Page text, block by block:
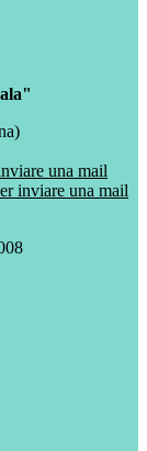
una mail
inviare una mail